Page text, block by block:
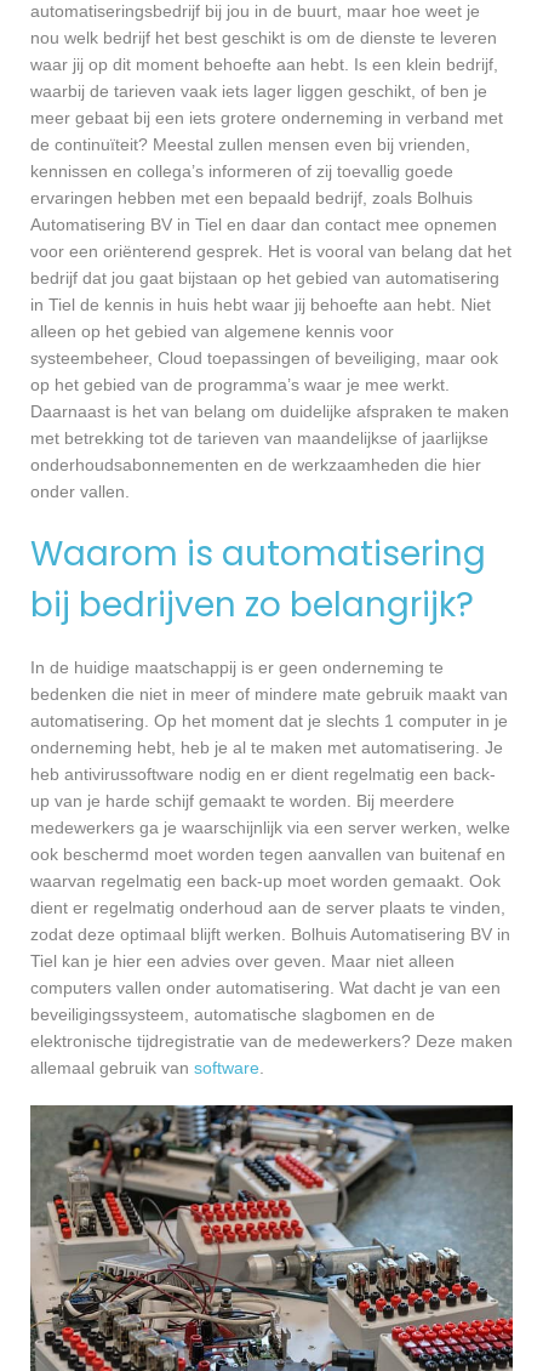
automatiseringsbedrijf bij jou in de buurt, maar hoe weet je
nou welk bedrijf het best geschikt is om de dienste te leveren
waar jij op dit moment behoefte aan hebt. Is een klein bedrijf,
waarbij de tarieven vaak iets lager liggen geschikt, of ben je
meer gebaat bij een iets grotere onderneming in verband met
de continuïteit? Meestal zullen mensen even bij vrienden,
kennissen en collega’s informeren of zij toevallig goede
ervaringen hebben met een bepaald bedrijf, zoals Bolhuis
Automatisering BV in Tiel en daar dan contact mee opnemen
voor een oriënterend gesprek. Het is vooral van belang dat het
bedrijf dat jou gaat bijstaan op het gebied van automatisering
in Tiel de kennis in huis hebt waar jij behoefte aan hebt. Niet
alleen op het gebied van algemene kennis voor
systeembeheer, Cloud toepassingen of beveiliging, maar ook
op het gebied van de programma’s waar je mee werkt.
Daarnaast is het van belang om duidelijke afspraken te maken
met betrekking tot de tarieven van maandelijkse of jaarlijkse
onderhoudsabonnementen en de werkzaamheden die hier
onder vallen.
Waarom is automatisering
bij bedrijven zo belangrijk?
In de huidige maatschappij is er geen onderneming te
bedenken die niet in meer of mindere mate gebruik maakt van
automatisering. Op het moment dat je slechts 1 computer in je
onderneming hebt, heb je al te maken met automatisering. Je
heb antivirussoftware nodig en er dient regelmatig een back-
up van je harde schijf gemaakt te worden. Bij meerdere
medewerkers ga je waarschijnlijk via een server werken, welke
ook beschermd moet worden tegen aanvallen van buitenaf en
waarvan regelmatig een back-up moet worden gemaakt. Ook
dient er regelmatig onderhoud aan de server plaats te vinden,
zodat deze optimaal blijft werken. Bolhuis Automatisering BV in
Tiel kan je hier een advies over geven. Maar niet alleen
computers vallen onder automatisering. Wat dacht je van een
beveiligingssysteem, automatische slagbomen en de
elektronische tijdregistratie van de medewerkers? Deze maken
allemaal gebruik van software